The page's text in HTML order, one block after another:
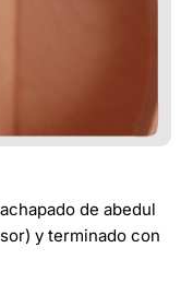
de abedul
y terminado con